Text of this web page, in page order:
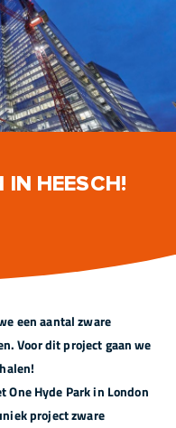
IN HEESCH!
een aantal zware
Voor dit project gaan we
One Hyde Park in London
project zware